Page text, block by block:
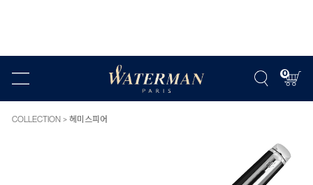
0
COLLECTION 헤미스피어